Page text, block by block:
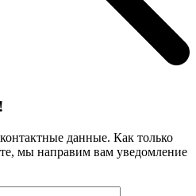
данные. Как только
мы направим вам уведомление